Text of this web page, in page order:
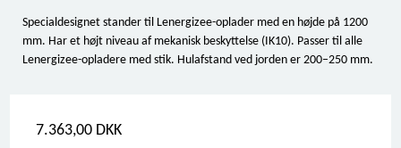
Specialdesignet stander til Lenergizee-oplader med en højde på 1200
mm. Har et højt niveau af mekanisk beskyttelse (IK10). Passer til alle
Lenergizee-opladere med stik. Hulafstand ved jorden er 200–250 mm.
7.363,00 DKK